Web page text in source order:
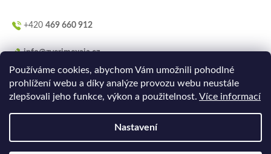
Používáme cookies, abychom Vám umožnili pohodlné
prohlížení webu a díky analýze provozu webu neustále
zlepšovali jeho funkce, výkon a použitelnost. Více informací
Nastavení
+420 469 660 912
info@zverimexaja.cz
VytvořiloLer.studio